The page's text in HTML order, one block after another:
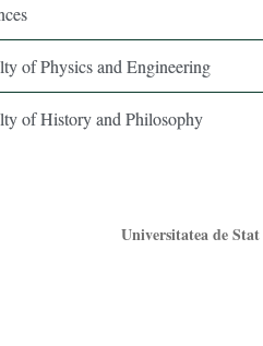
of Physics and Engineering
of History and Philosophy
Universitatea de